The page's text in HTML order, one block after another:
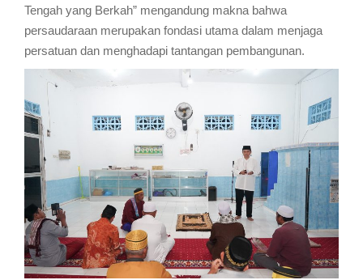
Tengah yang Berkah” mengandung makna bahwa
persaudaraan merupakan fondasi utama dalam menjaga
persatuan dan menghadapi tantangan pembangunan.